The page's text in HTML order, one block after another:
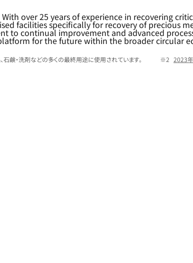
over 25 years of experience in recovering
facilities specifically for recovery of precious
to continual improvement and advanced
for the future within the broader circular
鹸・洗剤などの多くの最終用途に使用されています。
2023